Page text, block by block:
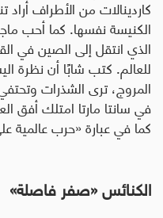
كاردينالات من الأطراف
الكنيسة نفسها. كما أحب
الذي انتقل إلى الصين في
للعالم. كتب شابًا أن
المروج، ترى الشذرات
في سانتا مارتا امتلك أفق
كما في عبارة «حرب عالمية على
الكنائس «صفر فاصلة»